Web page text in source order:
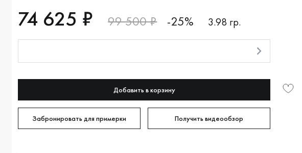
RUB
74625
74 625 ₽ 99 500 ₽ -25% 3.98 гр.
Добавить в корзину
Забронировать для примерки Получить видеообзор